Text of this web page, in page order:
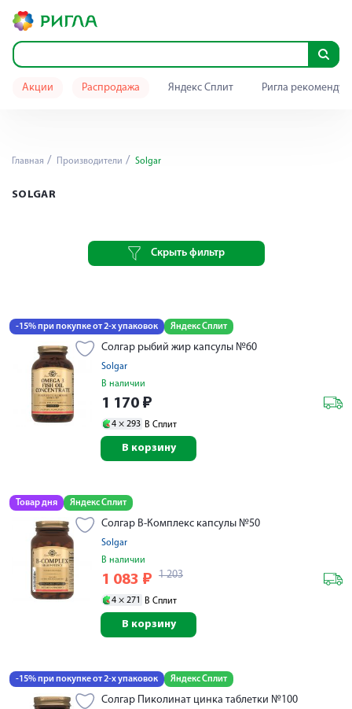
Акции Распродажа Яндекс Сплит Ригла
Главная Производители Solgar
SOLGAR
Скрыть фильтр
-15% при покупке от 2-х упаковок Яндекс Сплит
Солгар рыбий жир капсулы №60
Solgar
В наличии
1 170 ₽
4 × 293 В Сплит
В корзину
Товар дня Яндекс Сплит
Солгар В-Комплекс капсулы №50
Solgar
В наличии
1 083 ₽ 1 203
4 × 271 В Сплит
В корзину
-15% при покупке от 2-х упаковок Яндекс Сплит
Солгар Пиколинат цинка таблетки №100